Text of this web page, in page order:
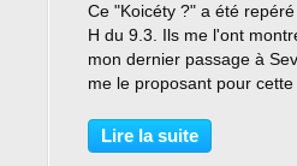
Ce "Koicéty ?" a été
H du 9.3. Ils me l'ont
mon dernier passage à
me le proposant pour cette
excellente idée. Pourtant,
pas certaine du tout que
Lire la suite